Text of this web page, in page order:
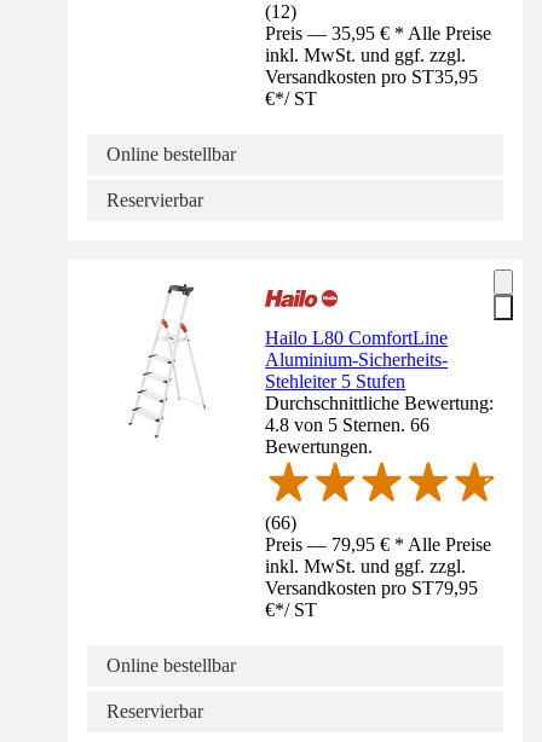
(12)
Preis — 35,95 € * Alle Preise
inkl. MwSt. und ggf. zzgl.
Versandkosten pro ST35,95
€*/ ST
Online bestellbar
Reservierbar
Hailo L80 ComfortLine
Aluminium-Sicherheits-
Stehleiter 5 Stufen
Durchschnittliche Bewertung:
4.8 von 5 Sternen. 66
Bewertungen.
(66)
Preis — 79,95 € * Alle Preise
inkl. MwSt. und ggf. zzgl.
Versandkosten pro ST79,95
€*/ ST
Online bestellbar
Reservierbar